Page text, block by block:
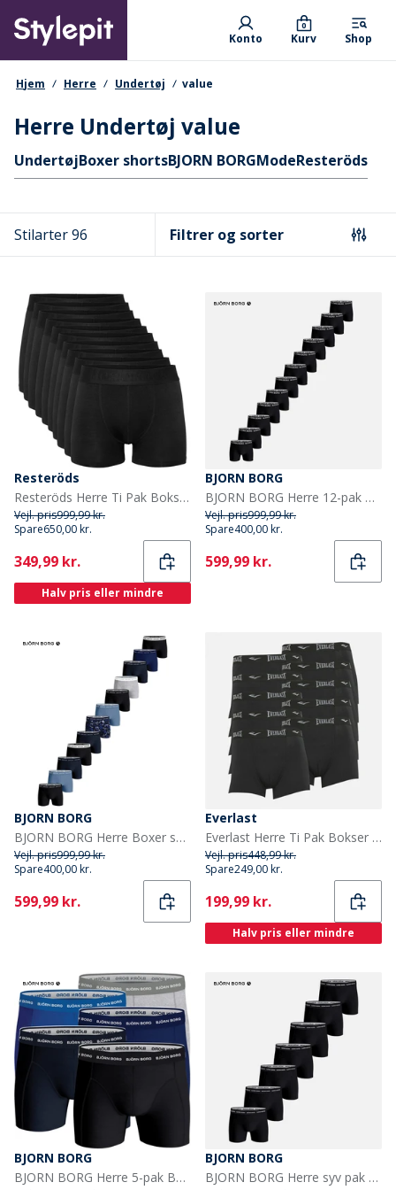
main
content
Primary departments
Konto Kurv
0
Shop
navigationssti
Hjem Herre Undertøj value
Herre Undertøj value
Hurtige links
UndertøjBoxer shortsBJORN BORGModeResteröds
Stilarter 96 Filtrer og sorter
Resteröds
Resteröds Herre Ti Pak Boksershorts Sort
Vejl. pris999,99 kr.
Spare650,00 kr.
Current
349,99 kr.
Halv pris eller mindre
BJORN BORG
BJORN BORG Herre 12-pak Bomuld Stretch Boxers Multipack 1
Vejl. pris999,99 kr.
Spare400,00 kr.
Current
599,99 kr.
BJORN BORG
BJORN BORG Herre Boxer shorts Flerfarvet
Vejl. pris999,99 kr.
Spare400,00 kr.
Current
599,99 kr.
Everlast
Everlast Herre Ti Pak Bokser Sort
Vejl. pris448,99 kr.
Spare249,00 kr.
Current
199,99 kr.
Halv pris eller mindre
BJORN BORG
BJORN BORG Herre 5-pak Boxers Multipak 9
BJORN BORG
BJORN BORG Herre syv pak bomuld stretch underbukser Multipak 1